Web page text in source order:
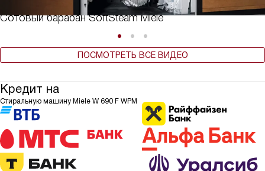
Сотовый барабан SoftSteam Miele
ПОСМОТРЕТЬ ВСЕ ВИДЕО
Кредит на
Стиральную машину Miele W 690 F WPM